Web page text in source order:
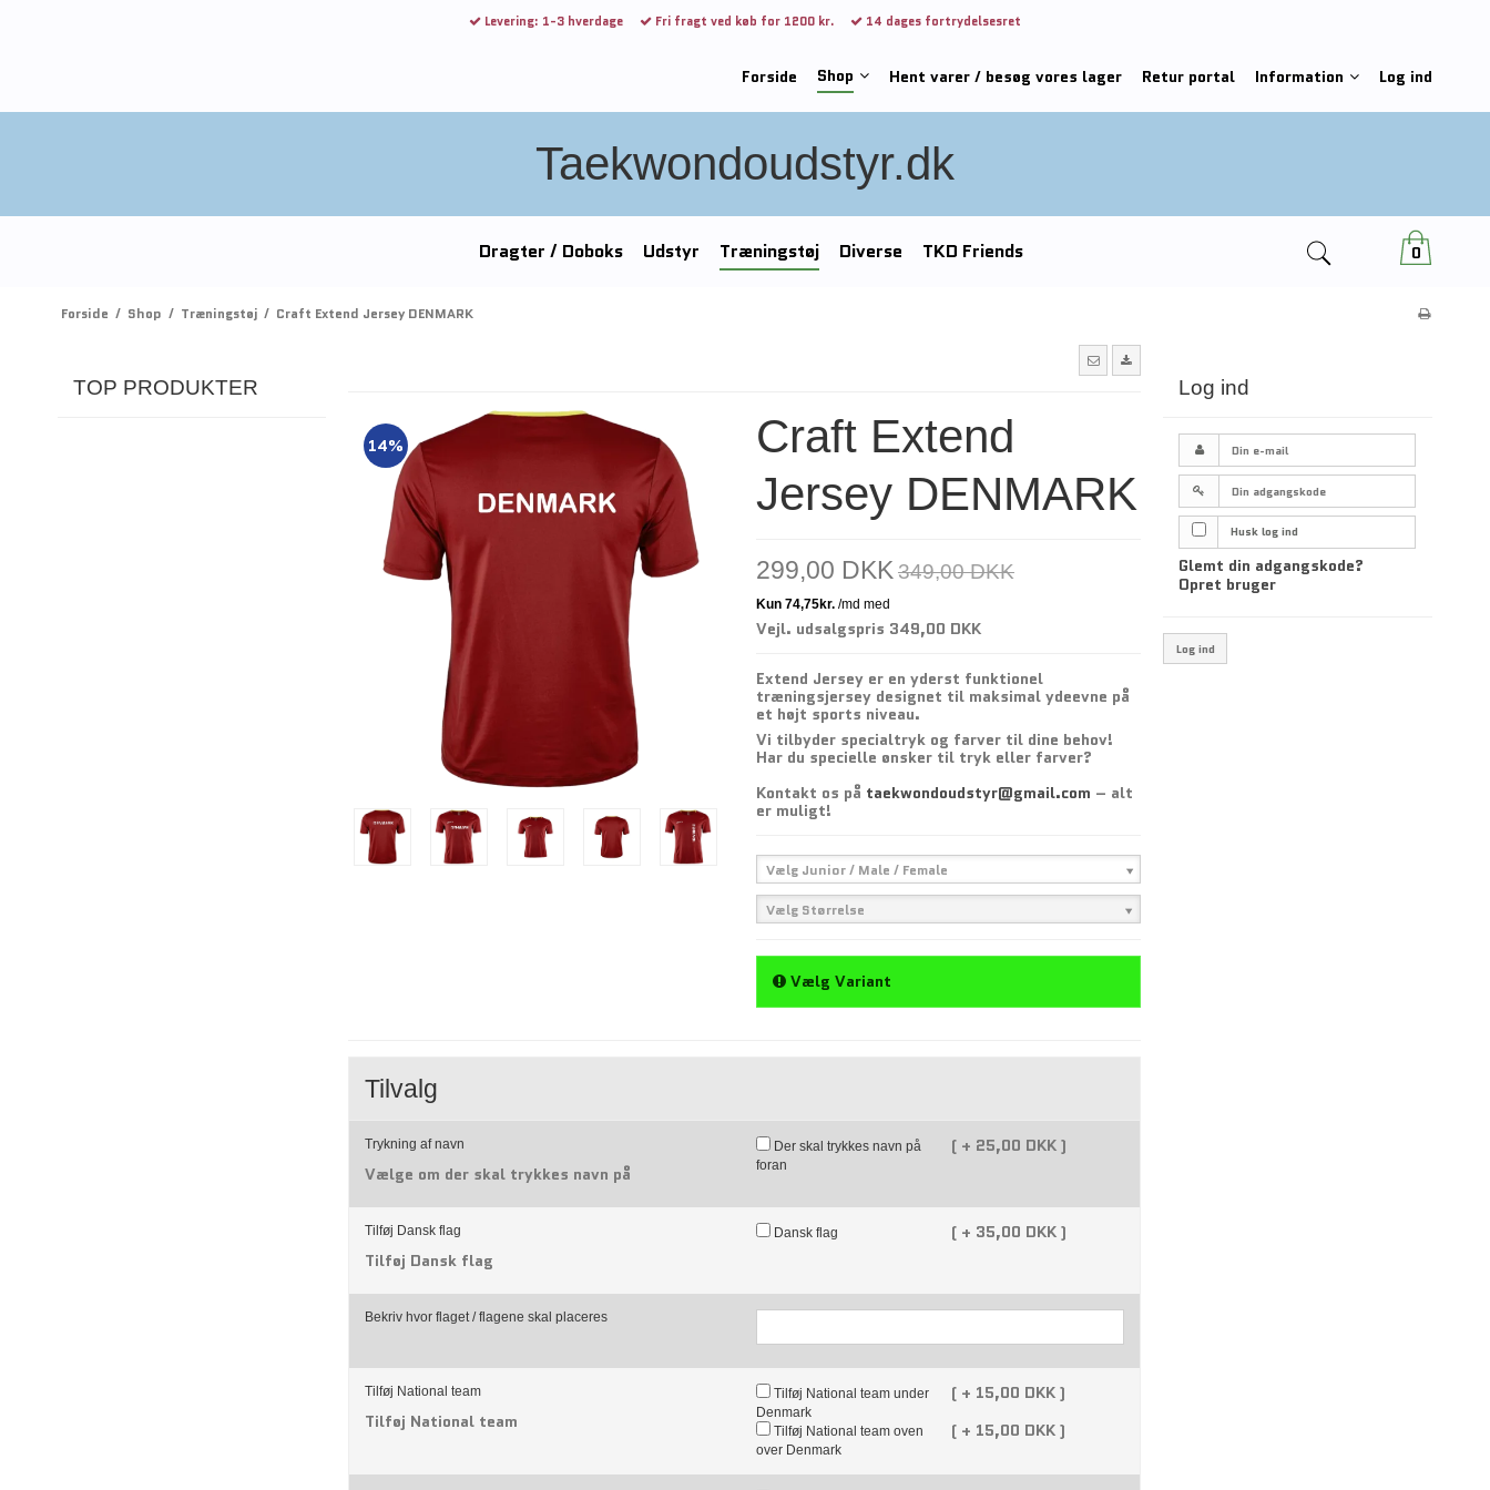
Levering: 1-3 hverdage Fri fragt ved køb for 1200 kr. 14 dages fortrydelsesret
Forside Shop Hent varer / besøg vores lager Retur portal Information Log ind
Taekwondoudstyr.dk
0
Dragter / Doboks Udstyr Træningstøj Diverse TKD Friends
Forside / Shop / Træningstøj / Craft Extend Jersey DENMARK
TOP PRODUKTER
14%
Craft Extend
Jersey DENMARK
299,00 DKK349,00 DKK
Vejl. udsalgspris 349,00 DKK
Extend Jersey er en yderst funktionel
træningsjersey designet til maksimal ydeevne på
et højt sports niveau.
Vi tilbyder specialtryk og farver til dine behov!
Har du specielle ønsker til tryk eller farver?
Kontakt os på taekwondoudstyr@gmail.com – alt
er muligt!
Vælg Junior / Male / Female
Vælg Størrelse
Vælg Variant
Tilvalg
Trykning af navn
Vælge om der skal trykkes navn på
Der skal trykkes navn på
foran
( + 25,00 DKK )
Tilføj Dansk flag
Tilføj Dansk flag
Dansk flag ( + 35,00 DKK )
Bekriv hvor flaget / flagene skal placeres
Tilføj National team
Tilføj National team
Tilføj National team under
Denmark
( + 15,00 DKK )
Tilføj National team oven
over Denmark
( + 15,00 DKK )
Log ind
Husk log ind
Glemt din adgangskode?
Opret bruger
Log ind